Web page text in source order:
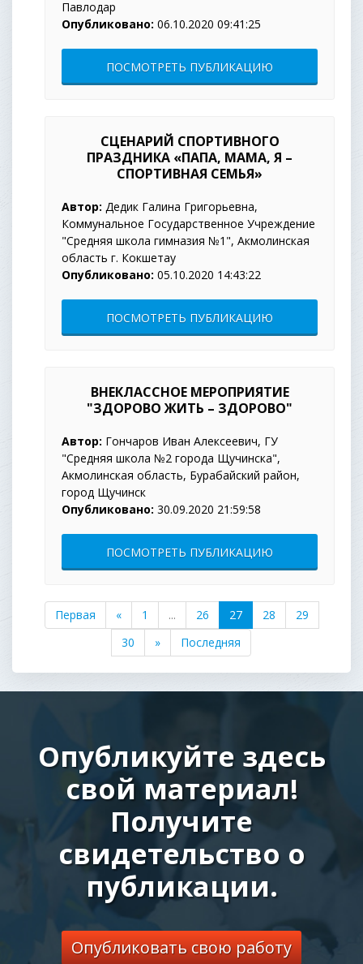
Павлодар
Опубликовано: 06.10.2020 09:41:25
ПОСМОТРЕТЬ ПУБЛИКАЦИЮ
СЦЕНАРИЙ СПОРТИВНОГО
ПРАЗДНИКА «ПАПА, МАМА, Я –
СПОРТИВНАЯ СЕМЬЯ»
Автор: Дедик Галина Григорьевна,
Коммунальное Государственное Учреждение
"Средняя школа гимназия №1", Акмолинская
область г. Кокшетау
Опубликовано: 05.10.2020 14:43:22
ПОСМОТРЕТЬ ПУБЛИКАЦИЮ
ВНЕКЛАССНОЕ МЕРОПРИЯТИЕ
"ЗДОРОВО ЖИТЬ – ЗДОРОВО"
Автор: Гончаров Иван Алексеевич, ГУ
"Средняя школа №2 города Щучинска",
Акмолинская область, Бурабайский район,
город Щучинск
Опубликовано: 30.09.2020 21:59:58
ПОСМОТРЕТЬ ПУБЛИКАЦИЮ
Первая « 1 ... 26 27 28
29
30
» Последняя
Опубликуйте здесь
свой материал!
Получите
свидетельство о
публикации.
Опубликовать свою работу